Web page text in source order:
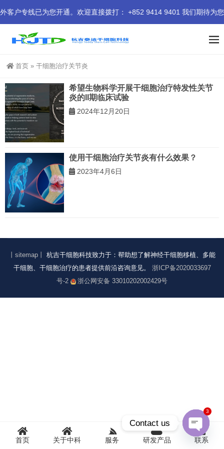
户专线已为您开通。欢迎直接拨打： +852 9414 9401 我们期待为您
首页 » 干细胞治疗关节炎
希望生物科学开展干细胞治疗特发性关节
炎的II期临床试验
2024年12月20日
使用干细胞治疗关节炎有什么效果？
2023年4月6日
丨sitemap丨
杭吉干细胞科技致力于：帮助想了解神经干细胞移植、多能
干细胞、干细胞治疗的患者提供前沿咨询意见。 浙ICP备2020033697
号-2
浙公网安备 33010202002429号
首页 关于中科 服务 研发产品 联系
Contact us
Open
3